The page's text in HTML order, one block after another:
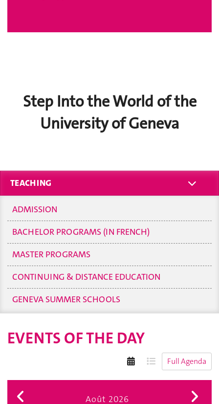
Step Into the World of the
University of Geneva
TEACHING
ADMISSION
BACHELOR PROGRAMS (IN FRENCH)
MASTER PROGRAMS
CONTINUING & DISTANCE EDUCATION
GENEVA SUMMER SCHOOLS
EVENTS OF THE DAY
Full Agenda
Août 2026